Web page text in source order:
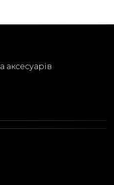
аксесуарів